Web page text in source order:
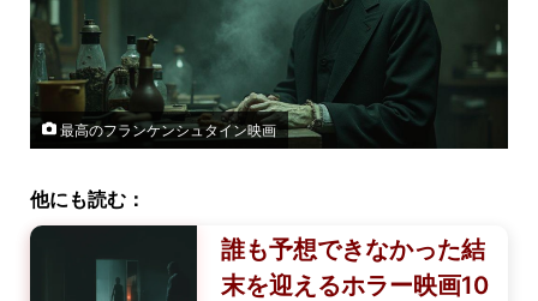
最高のフランケンシュタイン映画
他にも読む：
誰も予想できなかった結
末を迎えるホラー映画10